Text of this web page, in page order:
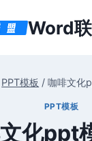
Word
PPT模板 / 咖啡文化
PPT模板
化ppt